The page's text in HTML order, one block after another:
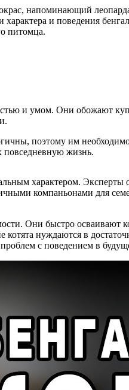
напоминающий
и поведения
питомца.
и умом. Они обожают
поэтому им
повседневную жизнь.
характером. Эксперты
компаньонами для
Они быстро осваивают
нуждаются в
с поведением в